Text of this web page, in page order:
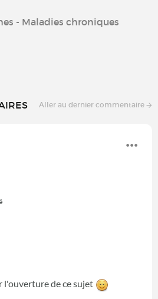
- Maladies chroniques
Aller au dernier commentaire
l'ouverture de ce sujet